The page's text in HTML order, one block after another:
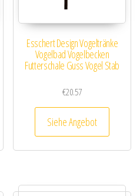
Esschert Design Vogeltränke
Vogelbad Vogelbecken
Futterschale Guss Vogel Stab
€20.57
Siehe Angebot